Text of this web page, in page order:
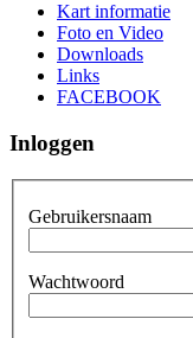
Kart informatie
Foto en Video
Downloads
Links
FACEBOOK
Inloggen
Gebruikersnaam
Wachtwoord